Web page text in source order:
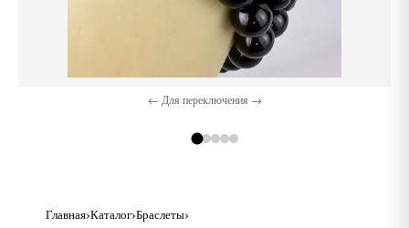
← Для переключения →
Главная Каталог Браслеты